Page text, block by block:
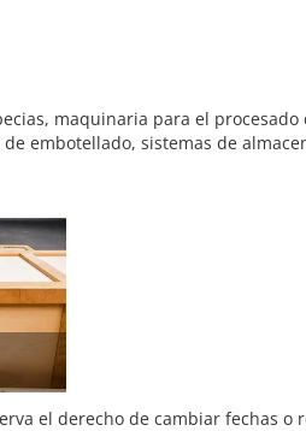
maquinaria para el procesado
embotellado, sistemas de
el derecho de cambiar fechas o